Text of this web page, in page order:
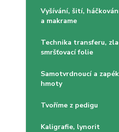
Vyšívání, šití,
a makrame
Technika transferu,
smršťovací folie
Samotvrdnoucí a
hmoty
Tvoříme z pedigu
Kaligrafie, lynorit